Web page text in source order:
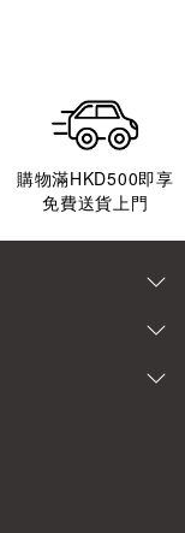
購物滿HKD500即享
免費送貨上門